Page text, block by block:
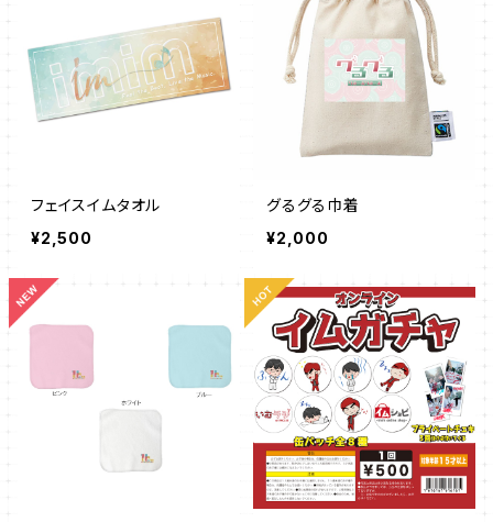
フェイスイムタオル
¥2,500
グるグる巾着
¥2,000